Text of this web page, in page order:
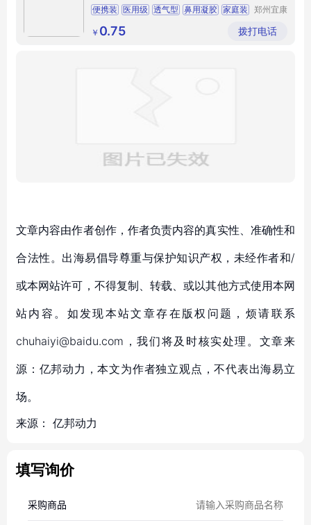
便携装 医用级 透气型 鼻用凝胶 家庭装
郑州宜康
科技有限
公司
￥ 0.75 拨打电话
文章内容由作者创作，作者负责内容的真实性、准确性和
合法性。出海易倡导尊重与保护知识产权，未经作者和/
或本网站许可，不得复制、转载、或以其他方式使用本网
站内容。如发现本站文章存在版权问题，烦请联系
chuhaiyi@baidu.com，我们将及时核实处理。文章来
源：亿邦动力，本文为作者独立观点，不代表出海易立
场。
来源： 亿邦动力
填写询价